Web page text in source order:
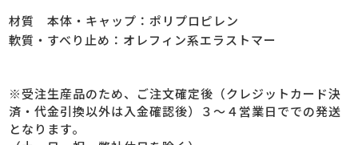
材質 本体・キャップ：ポリプロピレン
軟質・すべり止め：オレフィン系エラストマー
※受注生産品のため、ご注文確定後（クレジットカード決
済・代金引換以外は入金確認後）３～４営業日ででの発送
となります。